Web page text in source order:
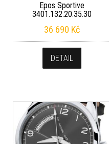
Epos Sportive
3401.132.20.35.30
36 690 Kč
DETAIL